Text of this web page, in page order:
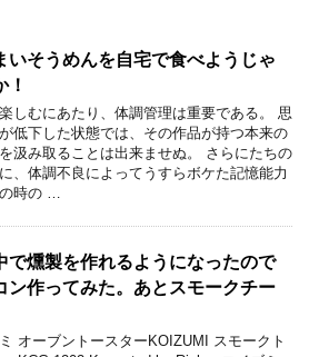
いそうめんを自宅で食べようじゃ
！
しむにあたり、体調管理は重要である。 思
低下した状態では、その作品が持つ本来の
汲み取ることは出来ませぬ。 さらにたちの
、体調不良によってうすらボケた記憶能力
時の …
で燻製を作れるようになったので
ン作ってみた。あとスモークチー
オーブントースターKOIZUMI スモークト